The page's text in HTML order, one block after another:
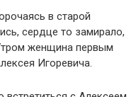
в старой
сердце то замирало,
женщина первым
Игоревича.